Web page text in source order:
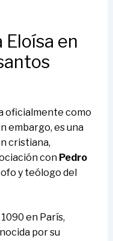
en
oficialmente como
embargo, es una
cristiana,
con Pedro
y teólogo del
en París,
por su